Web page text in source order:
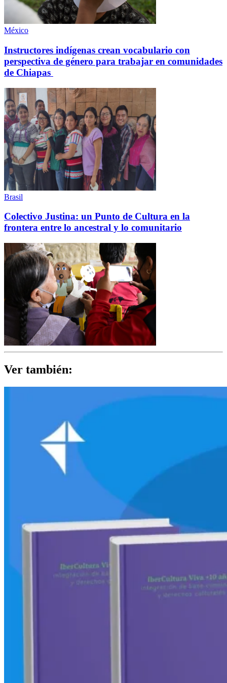
México
Instructores indígenas crean vocabulario con
perspectiva de género para trabajar en comunidades
de Chiapas
Brasil
Colectivo Justina: un Punto de Cultura en la
frontera entre lo ancestral y lo comunitario
Ver también: